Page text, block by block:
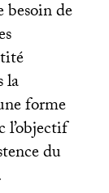
de
la
forme
l’objectif
du